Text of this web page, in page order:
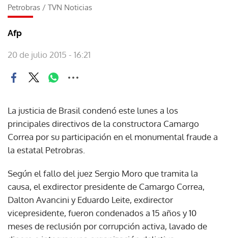
Petrobras / TVN Noticias
Afp
20 de julio 2015 - 16:21
La justicia de Brasil condenó este lunes a los
principales directivos de la constructora Camargo
Correa por su participación en el monumental fraude a
la estatal Petrobras.
Según el fallo del juez Sergio Moro que tramita la
causa, el exdirector presidente de Camargo Correa,
Dalton Avancini y Eduardo Leite, exdirector
vicepresidente, fueron condenados a 15 años y 10
meses de reclusión por corrupción activa, lavado de